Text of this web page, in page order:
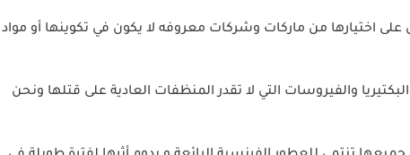
اختيارها من ماركات وشركات معروفه لا يكون في تكوينها أو مواد
والفيروسات التي لا تقدر المنظفات العادية على قتلها ونحن